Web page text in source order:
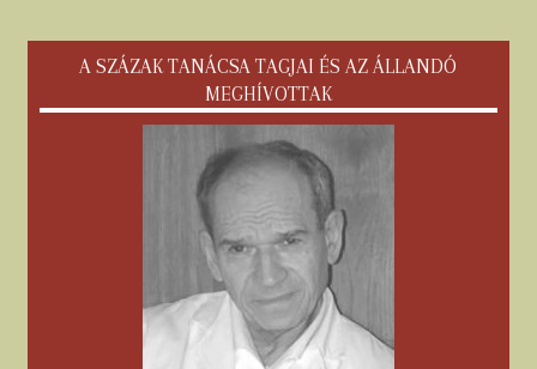
A SZÁZAK TANÁCSA TAGJAI ÉS AZ ÁLLANDÓ
MEGHÍVOTTAK